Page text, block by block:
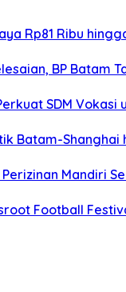
Rp81 Ribu
BP Batam
SDM
Batam-Shanghai
Mandiri
Football